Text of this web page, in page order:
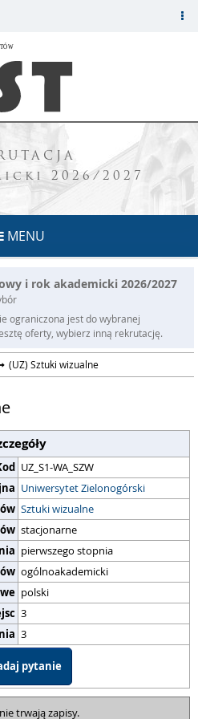
2026/2027
MENU
i rok akademicki 2026/2027
ograniczona jest do wybranej
oferty, wybierz inną rekrutację.
(UZ) Sztuki wizualne
UZ_S1-WA_SZW
Uniwersytet Zielonogórski
Sztuki wizualne
stacjonarne
pierwszego stopnia
ogólnoakademicki
polski
3
3
pytanie
trwają zapisy.